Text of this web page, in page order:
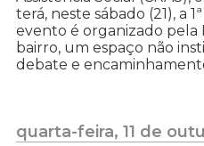
terá, neste sábado (21), a
evento é organizado pela
bairro, um espaço não
debate e
quarta-feira, 11 de